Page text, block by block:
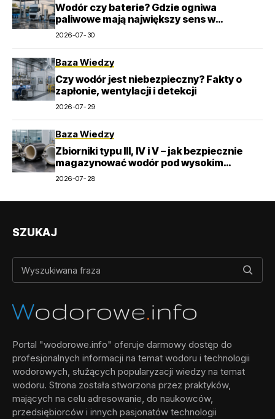
Wodór czy baterie? Gdzie ogniwa
paliwowe mają największy sens w
transporcie
2026-07-30
Baza Wiedzy
Czy wodór jest niebezpieczny? Fakty o
zapłonie, wentylacji i detekcji
2026-07-29
Baza Wiedzy
Zbiorniki typu III, IV i V – jak bezpiecznie
magazynować wodór pod wysokim
ciśnieniem?
2026-07-28
SZUKAJ
Portal "wodorowe.info" oferuje darmowy dostęp do
profesjonalnych informacji na temat wodoru i technologii
wodorowych, służących popularyzacji wiedzy na temat
wodoru. Strona została stworzona przez praktyków,
mających na celu adresowanie, do naukowców,
przedsiębiorców i innych pasjonatów technologii